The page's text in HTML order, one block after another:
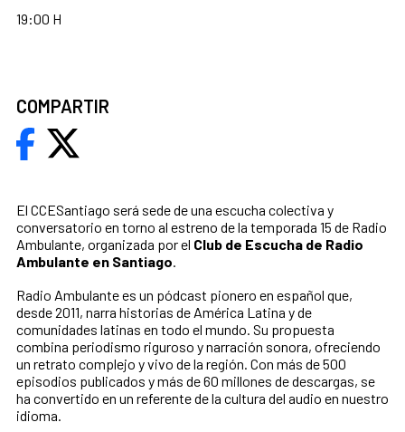
El CCESantiago será sede de una escucha colectiva y
conversatorio en torno al estreno de la temporada 15 de Radio
Ambulante, organizada por el Club de Escucha de Radio
Ambulante en Santiago
Radio Ambulante es un pódcast pionero en español que,
desde 2011, narra historias de América Latina y de
comunidades latinas en todo el mundo. Su propuesta
combina periodismo riguroso y narración sonora, ofreciendo
un retrato complejo y vivo de la región. Con más de 500
episodios publicados y más de 60 millones de descargas, se
ha convertido en un referente de la cultura del audio en nuestro
idioma.
19:00 H
COMPARTIR